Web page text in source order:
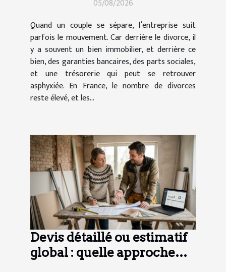
05/08/2026
Quand un couple se sépare, l’entreprise suit
parfois le mouvement. Car derrière le divorce, il
y a souvent un bien immobilier, et derrière ce
bien, des garanties bancaires, des parts sociales,
et une trésorerie qui peut se retrouver
asphyxiée. En France, le nombre de divorces
reste élevé, et les...
Devis détaillé ou estimatif
global : quelle approche